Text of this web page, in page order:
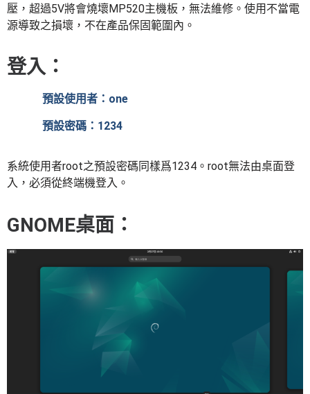
壓，超過5V將會燒壞MP520主機板，無法維修。使用不當電
源導致之損壞，不在產品保固範圍內。
登入：
預設使用者：one
預設密碼：1234
系統使用者root之預設密碼同樣爲1234。root無法由桌面登
入，必須從終端機登入。
GNOME桌面：